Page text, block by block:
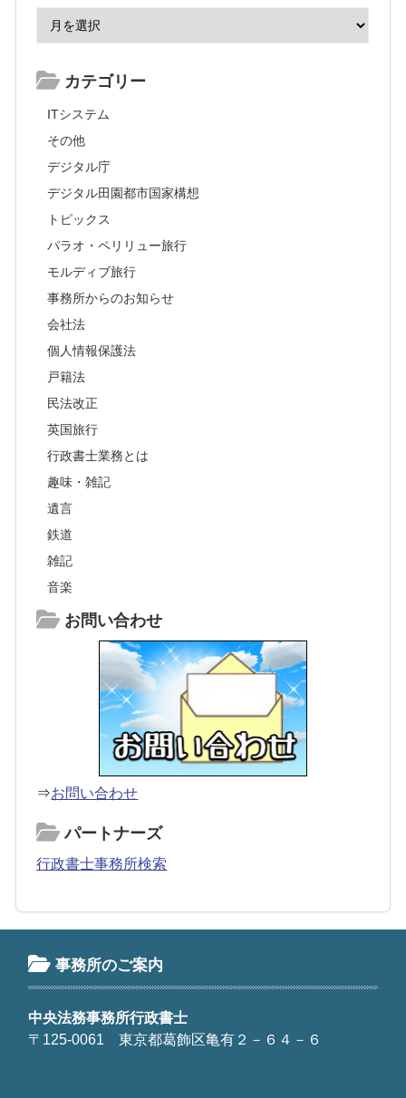
カテゴリー
ITシステム
その他
デジタル庁
デジタル田園都市国家構想
トピックス
パラオ・ペリリュー旅行
モルディブ旅行
事務所からのお知らせ
会社法
個人情報保護法
戸籍法
民法改正
英国旅行
行政書士業務とは
趣味・雑記
遺言
鉄道
雑記
音楽
お問い合わせ
⇒お問い合わせ
パートナーズ
行政書士事務所検索
事務所のご案内
中央法務事務所行政書士
〒125-0061 東京都葛飾区亀有２－６４－６